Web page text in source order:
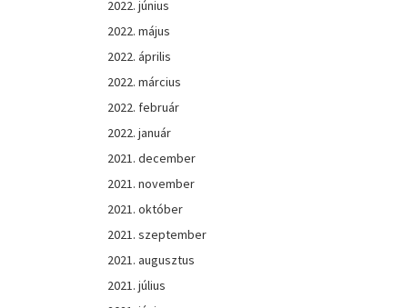
2022. június
2022. május
2022. április
2022. március
2022. február
2022. január
2021. december
2021. november
2021. október
2021. szeptember
2021. augusztus
2021. július